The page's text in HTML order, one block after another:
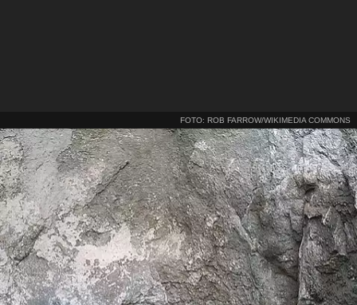
FOTO: ROB FARROW/WIKIMEDIA COMMONS